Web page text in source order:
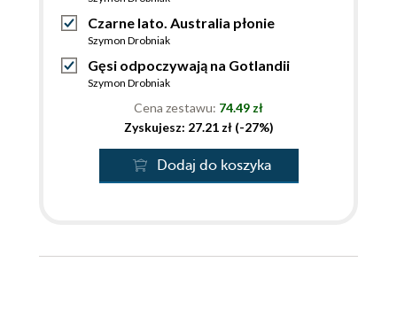
Czarne lato. Australia płonie
Szymon Drobniak
Gęsi odpoczywają na Gotlandii
Szymon Drobniak
Cena zestawu: 74.49 zł
Zyskujesz: 27.21 zł (-27%)
Dodaj do koszyka